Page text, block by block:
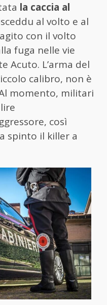
la caccia al
al volto e al
con il volto
fuga nelle vie
Acuto. L’arma del
calibro, non è
momento, militari
così
spinto il killer a